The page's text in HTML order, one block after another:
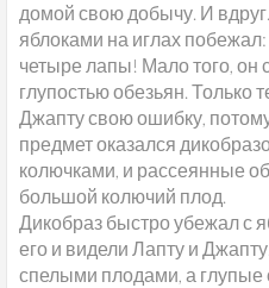
домой свою добычу. И
яблоками на иглах
четыре лапы! Мало того, он
глупостью обезьян. Только
Джапту свою ошибку,
предмет оказался
колючками, и рассеянные
большой колючий плод.
Дикобраз быстро убежал с
его и видели Лапту и
спелыми плодами, а